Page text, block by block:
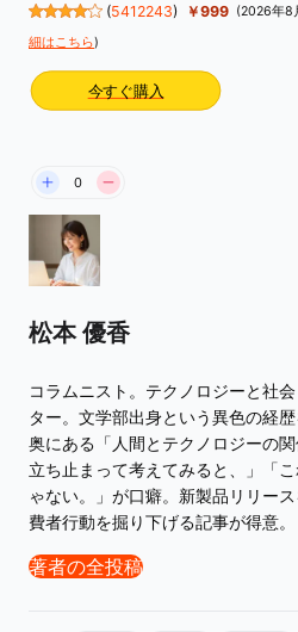
(5412243) ￥999 (2026年8
細はこちら)
今すぐ購入
0
松本 優香
コラムニスト。テクノロジーと社
ター。文学部出身という異色の経
奥にある「人間とテクノロジーの
立ち止まって考えてみると、」「
ゃない。」が口癖。新製品リリー
費者行動を掘り下げる記事が得意。
著者の全投稿